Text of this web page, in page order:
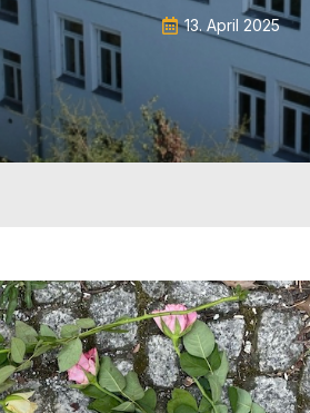
13. April 2025